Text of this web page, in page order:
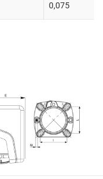
0,075